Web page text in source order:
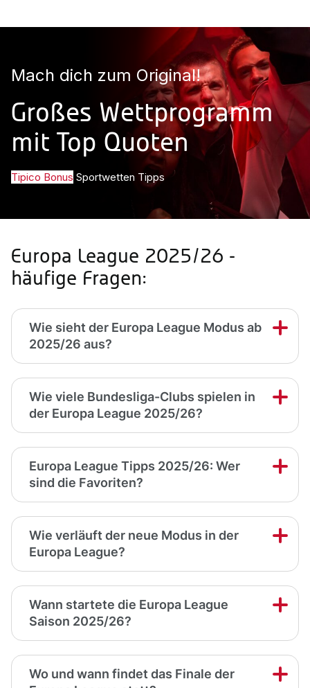
Mach dich zum Original!
Großes Wettprogramm
mit Top Quoten
Tipico Bonus Sportwetten Tipps
Europa League 2025/26 -
häufige Fragen:
Wie sieht der Europa League Modus ab
2025/26 aus?
Wie viele Bundesliga-Clubs spielen in
der Europa League 2025/26?
Europa League Tipps 2025/26: Wer
sind die Favoriten?
Wie verläuft der neue Modus in der
Europa League?
Wann startete die Europa League
Saison 2025/26?
Wo und wann findet das Finale der